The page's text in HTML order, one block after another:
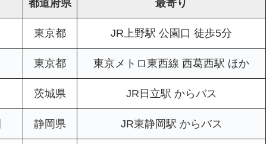
都道府県 最寄り
東京都 JR上野駅 公園口 徒歩5分
東京都 東京メトロ東西線 西葛西駅 ほか
茨城県 JR日立駅 からバス
静岡県 JR東静岡駅 からバス